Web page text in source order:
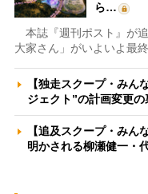
ら…
本誌『週刊ポスト』が
大家さん」がいよいよ最
【独走スクープ・みん
ジェクト”の計画変更
【追及スクープ・みん
明かされる柳瀬健一・